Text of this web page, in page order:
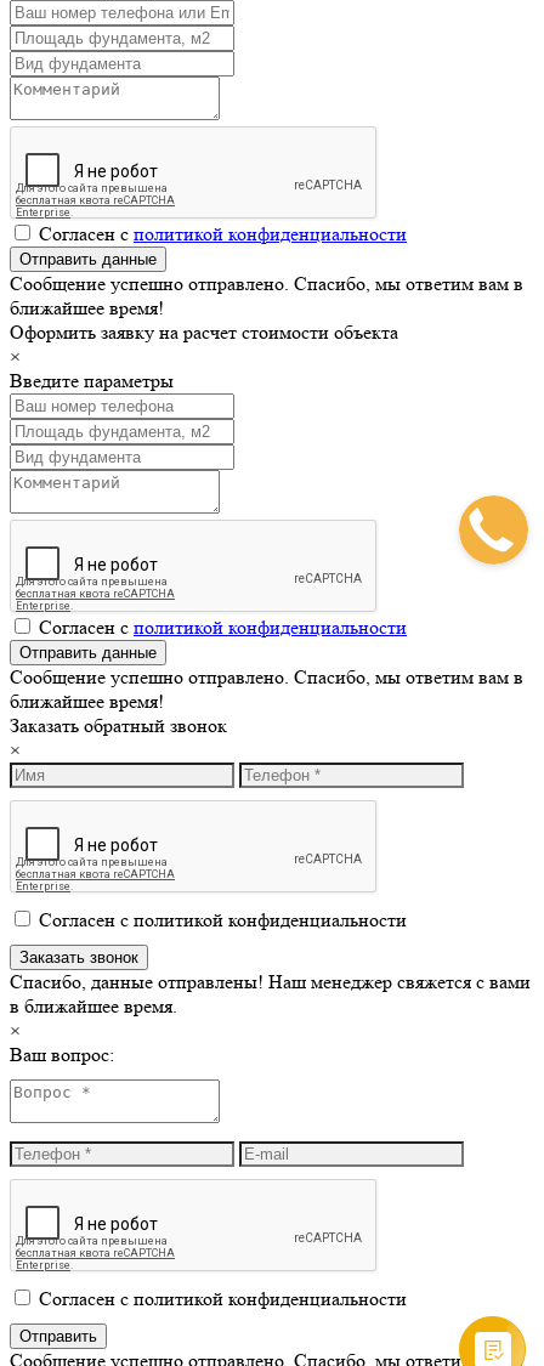
Согласен с политикой конфиденциальности
Сообщение успешно отправлено. Спасибо, мы ответим вам в
ближайшее время!
Оформить заявку на расчет стоимости объекта
×
Введите параметры
Согласен с политикой конфиденциальности
Сообщение успешно отправлено. Спасибо, мы ответим вам в
ближайшее время!
Заказать обратный звонок
×
Согласен с политикой конфиденциальности
Спасибо, данные отправлены! Наш менеджер свяжется с вами
в ближайшее время.
×
Ваш вопрос:
Согласен с политикой конфиденциальности
Сообщение успешно отправлено. Спасибо, мы ответим вам в